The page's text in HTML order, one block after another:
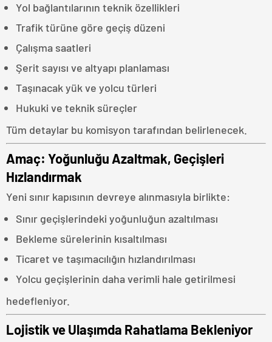
Yol bağlantılarının teknik özellikleri
Trafik türüne göre geçiş düzeni
Çalışma saatleri
Şerit sayısı ve altyapı planlaması
Taşınacak yük ve yolcu türleri
Hukuki ve teknik süreçler
Tüm detaylar bu komisyon tarafından belirlenecek.
Amaç: Yoğunluğu Azaltmak, Geçişleri
Hızlandırmak
Yeni sınır kapısının devreye alınmasıyla birlikte:
Sınır geçişlerindeki yoğunluğun azaltılması
Bekleme sürelerinin kısaltılması
Ticaret ve taşımacılığın hızlandırılması
Yolcu geçişlerinin daha verimli hale getirilmesi
hedefleniyor.
Lojistik ve Ulaşımda Rahatlama Bekleniyor